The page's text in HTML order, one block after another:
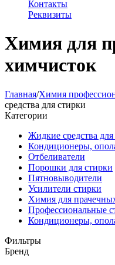
Контакты
Реквизиты
Химия для
химчисток
Главная/Химия
средства для стирки
Категории
Жидкие средства для
Кондиционеры,
Отбеливатели
Порошки для стирки
Пятновыводители
Усилители стирки
Химия для
Профессиональные
Кондиционеры,
Фильтры
Бренд